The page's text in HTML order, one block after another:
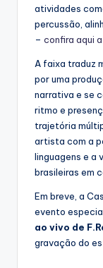
atividades
percussão,
– confira aqui
A faixa traduz
por uma
narrativa e se
ritmo e
trajetória
artista com a
linguagens e a
brasileiras em
Em breve, a
evento
ao vivo de
gravação do